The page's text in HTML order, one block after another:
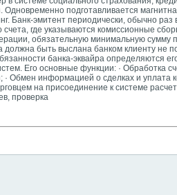
Одновременно подготавливается
Банк-эмитент периодически, обычно
счета, где указываются комиссионные
обязательную минимальную сумму
должна быть выслана банком клиенту не
банка-эквайра определяются
Его основные функции: · Обработка
· Обмен информацией о сделках и уплата
на присоединение к системе
проверка